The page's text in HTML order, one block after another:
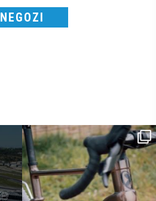
NEGOZI
Kepler R è la gravel pensata per affrontare
lunghe...
26 0